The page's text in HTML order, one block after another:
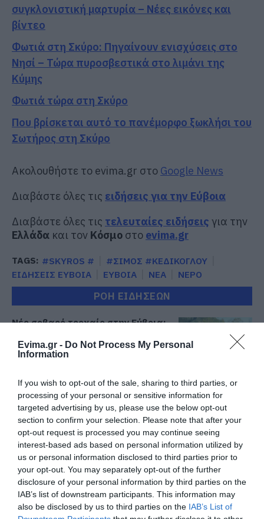
Evima.gr - Do Not Process My Personal
Information
If you wish to opt-out of the sale, sharing to third parties, or
processing of your personal or sensitive information for
targeted advertising by us, please use the below opt-out
section to confirm your selection. Please note that after your
opt-out request is processed you may continue seeing
interest-based ads based on personal information utilized by
us or personal information disclosed to third parties prior to
your opt-out. You may separately opt-out of the further
disclosure of your personal information by third parties on the
IAB’s list of downstream participants. This information may
also be disclosed by us to third parties on the IAB’s List of
συγκλονιστική μαρτυρία – Νέες εικόνες και
βίντεο
Φωτιά στη Σκύρο: Πηγαίνουν ενισχύσεις στο
Νησί – Τώρα πυροσβεστικά στο λιμάνι της
Κύμης
Φωτιά τώρα στη Σκύρο
Που βρίσκεται αυτό το πανέμορφο ξωκλήσι του
Σωτήρος στη Σκύρο
Ακολουθήστε το evima.gr στο Google News
Διαβάστε όλες τις ειδήσεις για την Εύβοια
Διαβάστε όλες τις τελευταίες ειδήσεις για την
Ελλάδα και τον Κόσμο στο evima.gr
TAGS: #SKYROS #
#ΣΙΜΟΣ #ΚΕΔΙΚΟΓΛΟΥ
ΕΙΔΗΣΕΙΣ ΕΥΒΟΙΑ
ΕΥΒΟΙΑ ΝΕΑ ΝΕΡΟ
ΡΟΗ ΕΙΔΗΣΕΩΝ
Νέο σοβαρό τροχαίο στην Εύβοια:
06.08.2026 | 20:00
Έσπασαν πιάτα στο κεφάλι του
Αταμάν – Βίντεο από τη Σύμη
06.08.2026 | 19:40
Φωτιά στη Σκύρο: Συνεχίζει να
καίει στο Νησί, συγκλονιστική
μαρτυρία – Νέες εικόνες και
βίντεο
06.08.2026 | 19:40